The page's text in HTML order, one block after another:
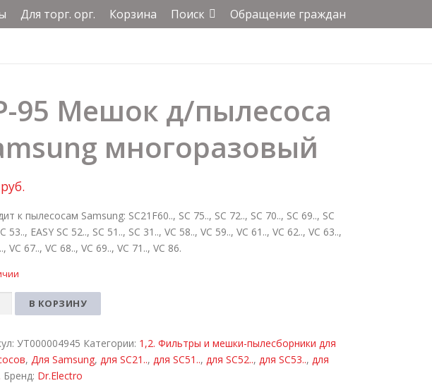
Для торг. орг. Корзина Поиск Обращение граждан
95 Мешок д/пылесоса
многоразовый
руб.
к пылесосам Samsung: SC21F60.., SC 75.., SC 72.., SC 70.., SC 69.., SC
53.., EASY SC 52.., SC 51.., SC 31.., VC 58.., VC 59.., VC 61.., VC 62.., VC 63..,
VC 67.., VC 68.., VC 69.., VC 71.., VC 86.
В КОРЗИНУ
УТ000004945 Категории: 1,2. Фильтры и мешки-пылесборники для
,Для Samsung,для SC21..,для SC51..,для SC52..,для SC53..,для
Бренд: Dr.Electro